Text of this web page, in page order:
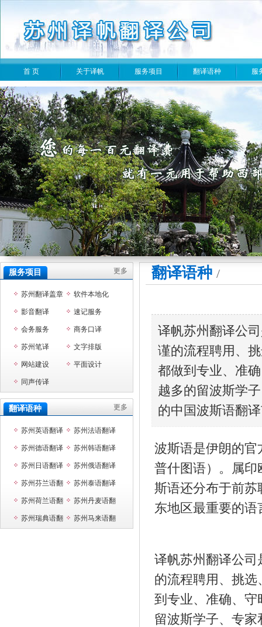
首 页 关于译帆 服务项目 翻译语种 服
翻译语种 /
译帆苏州翻译公
谨的流程聘用、
都做到专业、准
越多的留波斯学
的中国波斯语翻
波斯语是伊朗的
普什图语）。属
斯语还分布于前
东地区最重要的语
译帆苏州翻译公
的流程聘用、挑
到专业、准确、
留波斯学子、专
服务项目 更多
苏州翻译盖章 软件本地化
影音翻译 速记服务
会务服务 商务口译
苏州笔译 文字排版
网站建设 平面设计
同声传译
翻译语种 更多
苏州英语翻译 苏州法语翻译
苏州德语翻译 苏州韩语翻译
苏州日语翻译 苏州俄语翻译
苏州芬兰语翻
译
苏州泰语翻译
苏州荷兰语翻
译
苏州丹麦语翻
译
苏州瑞典语翻 苏州马来语翻